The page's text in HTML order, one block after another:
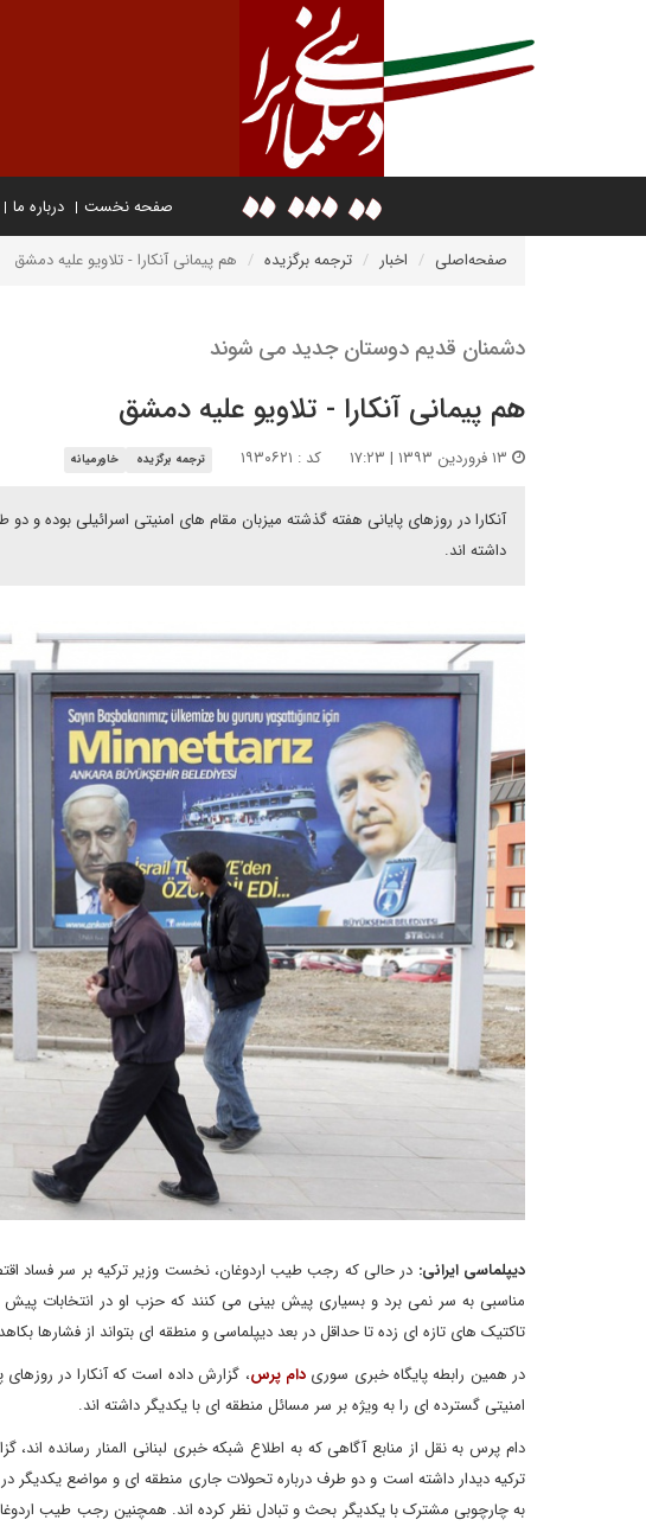
صفحه نخست درباره ما
صفحه‌اصلی اخبار ترجمه برگزیده هم پیمانی آنکارا - تلاویو علیه دمشق
دشمنان قدیم دوستان جدید می شوند
هم پیمانی آنکارا - تلاویو علیه دمشق
کد : ۱۹۳۰۶۲۱ ترجمه برگزیده خاورمیانه
آنکارا در روزهای پایانی هفته گذشته میزبان مقام های امنیتی اسرائیلی بوده و
داشته اند.
دیپلماسی ایرانی: در حالی که رجب طیب اردوغان، نخست وزیر ترکیه بر سر فساد
مناسبی به سر نمی برد و بسیاری پیش بینی می کنند که حزب او در
تاکتیک های تازه ای زده تا حداقل در بعد دیپلماسی و منطقه ای بتواند از فشارها
در همین رابطه پایگاه خبری سوریدام پرس، گزارش داده است که آنکارا در
امنیتی گسترده ای را به ویژه بر سر مسائل منطقه ای با یکدیگر داشته اند.
دام پرس به نقل از منابع آگاهی که به اطلاع شبکه خبری لبنانی المنار رسانده
ترکیه دیدار داشته است و دو طرف درباره تحولات جاری منطقه ای و مواضع
به چارچوبی مشترک با یکدیگر بحث و تبادل نظر کرده اند. همچنین رجب طیب اردوغان